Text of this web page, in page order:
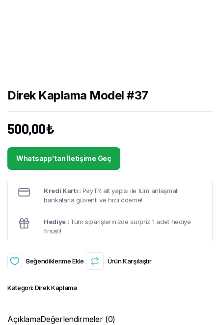
Direk Kaplama Model #37
500,00₺
Whatsapp'tan İletişime Geç
Kredi Kartı : PayTR alt yapısı ile tüm anlaşmalı
bankalarla güvenli ve hızlı ödeme!
Hediye : Tüm siparişlerinizde sürpriz 1 adet hediye
fırsatı!
Beğendiklerime Ekle Ürün Karşılaştır
Kategori: Direk Kaplama
AçıklamaDeğerlendirmeler (0)